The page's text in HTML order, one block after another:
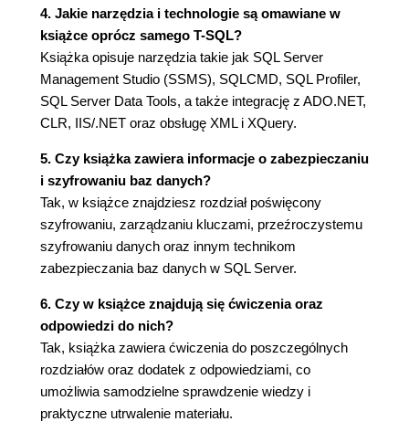
Pomoc kontekstowa
Graficzna reprezentacja planów
wykonania zapytań
Opcje do zarządzania projektami
Eksplorator obiektów
Narzędzie SQLCMD
SQL Server Data Tools
SQL Profiler
Extended Events
SQL Server Integration Services
BCP
SQL Server 2014 Books Online
Podsumowanie
Rozdział 3. Kod proceduralny
Logika trójwartościowa
Przepływ sterowania
Słowa kluczowe BEGIN i END
Wyrażenie IF ... ELSE
4. Jakie narzędzia i technologie są omawiane w
książce oprócz samego T-SQL?
Książka opisuje narzędzia takie jak SQL Server
Management Studio (SSMS), SQLCMD, SQL Profiler,
SQL Server Data Tools, a także integrację z ADO.NET,
CLR, IIS/.NET oraz obsługę XML i XQuery.
5. Czy książka zawiera informacje o zabezpieczaniu
i szyfrowaniu baz danych?
Tak, w książce znajdziesz rozdział poświęcony
szyfrowaniu, zarządzaniu kluczami, przeźroczystemu
szyfrowaniu danych oraz innym technikom
zabezpieczania baz danych w SQL Server.
6. Czy w książce znajdują się ćwiczenia oraz
odpowiedzi do nich?
Tak, książka zawiera ćwiczenia do poszczególnych
rozdziałów oraz dodatek z odpowiedziami, co
umożliwia samodzielne sprawdzenie wiedzy i
praktyczne utrwalenie materiału.